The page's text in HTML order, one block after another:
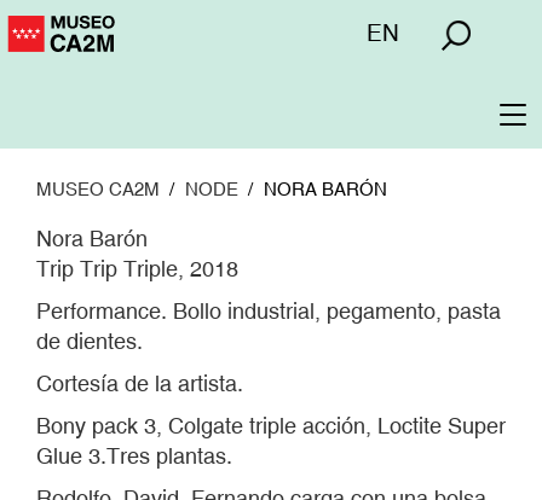
Pasar
Menú
EN
MUSEO CA2M NODE NORA BARÓN
Nora Barón
Trip Trip Triple, 2018
Performance. Bollo industrial, pegamento, pasta
de dientes.
Cortesía de la artista.
Bony pack 3, Colgate triple acción, Loctite Super
Glue 3.Tres plantas.